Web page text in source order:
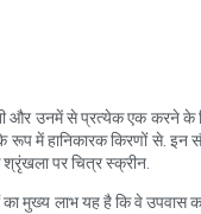
उनमें से प्रत्येक एक करने के
में हानिकारक किरणों से. इन
पर चित्र स्क्रीन.
का मुख्य लाभ यह है कि वे